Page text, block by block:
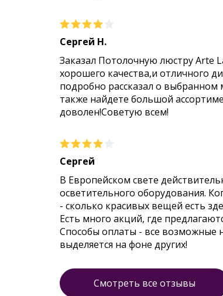
Сергей Н.
Заказал Потолочную люстру Arte
хорошего качества,и отличного
подробно рассказал о выбранном
также найдете большой
доволен!Советую всем!
Сергей
В Европейском свете
осветительного оборудования.
- сколько красивых вещей есть
Есть много акций, где
Способы оплаты - все возможные
выделяется на фоне других!
Смотреть все отзывы